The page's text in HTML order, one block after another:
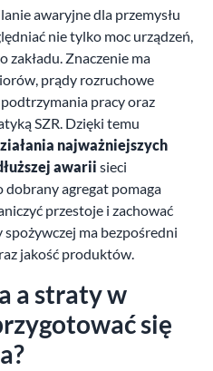
awaryjne dla przemysłu
nie tylko moc urządzeń,
zakładu. Znaczenie ma
prądy rozruchowe
podtrzymania pracy oraz
SZR. Dzięki temu
najważniejszych
awarii sieci
agregat pomaga
przestoje i zachować
spożywczej ma bezpośredni
jakość produktów.
a straty w
się